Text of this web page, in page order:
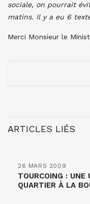
sociale, on pourrait
matins. Il y a eu 6
Merci Monsieur le
ARTICLES LIÉS
26 MARS 2009
TOURCOING : UNE
QUARTIER À LA